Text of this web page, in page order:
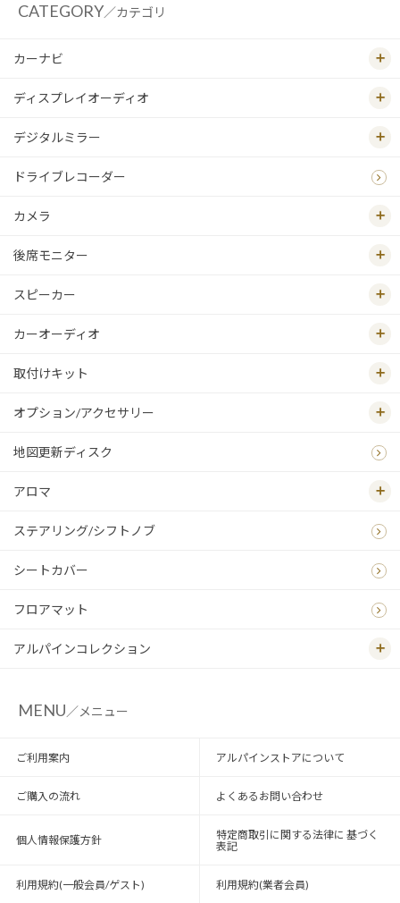
CATEGORY／カテゴリ
カーナビ
ディスプレイオーディオ
デジタルミラー
ドライブレコーダー
カメラ
後席モニター
スピーカー
カーオーディオ
取付けキット
オプション/アクセサリー
地図更新ディスク
アロマ
ステアリング/シフトノブ
シートカバー
フロアマット
アルパインコレクション
MENU／メニュー
ご利用案内 アルパインストアについて
ご購入の流れ よくあるお問い合わせ
個人情報保護方針
特定商取引に関する法律に 基づく
表記
利用規約(一般会員/ゲスト) 利用規約(業者会員)